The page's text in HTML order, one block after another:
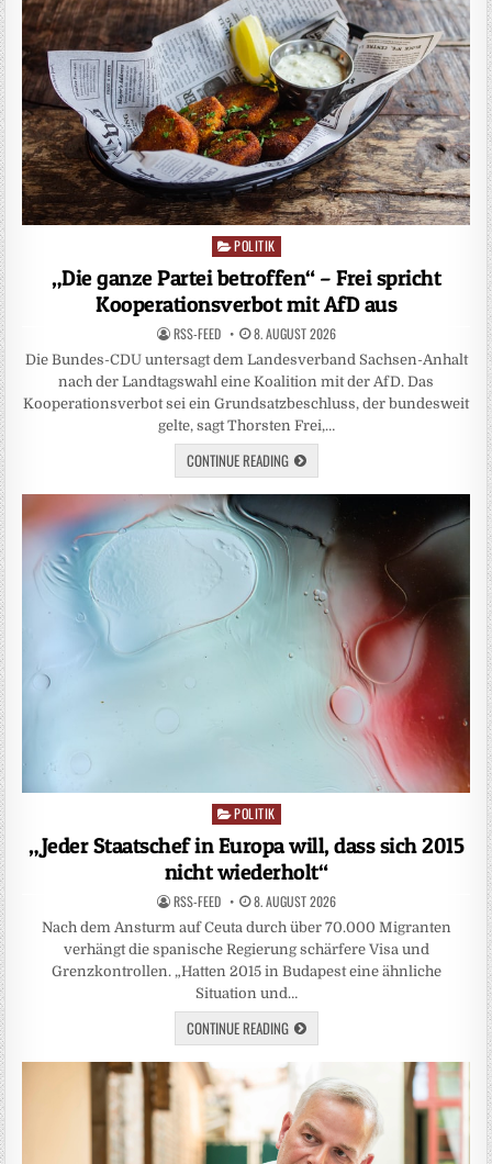
Posted
in
POLITIK
„Die ganze Partei betroffen“ – Frei spricht
Kooperationsverbot mit AfD aus
RSS-FEED 8. AUGUST 2026
Die Bundes-CDU untersagt dem Landesverband Sachsen-Anhalt
nach der Landtagswahl eine Koalition mit der AfD. Das
Kooperationsverbot sei ein Grundsatzbeschluss, der bundesweit
gelte, sagt Thorsten Frei,…
CONTINUE READING
Posted
in
POLITIK
„Jeder Staatschef in Europa will, dass sich 2015
nicht wiederholt“
RSS-FEED 8. AUGUST 2026
Nach dem Ansturm auf Ceuta durch über 70.000 Migranten
verhängt die spanische Regierung schärfere Visa und
Grenzkontrollen. „Hatten 2015 in Budapest eine ähnliche
Situation und…
CONTINUE READING